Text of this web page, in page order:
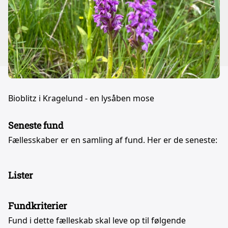
Bioblitz i Kragelund - en lysåben mose
Seneste fund
Fællesskaber er en samling af fund. Her er de seneste:
Lister
Fundkriterier
Fund i dette fælleskab skal leve op til følgende